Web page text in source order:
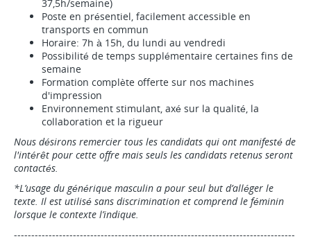
37,5h/semaine)
Poste en présentiel, facilement accessible en
transports en commun
Horaire: 7h à 15h, du lundi au vendredi
Possibilité de temps supplémentaire certaines fins de
semaine
Formation complète offerte sur nos machines
d'impression
Environnement stimulant, axé sur la qualité, la
collaboration et la rigueur
Nous désirons remercier tous les candidats qui ont manifesté de
l'intérêt pour cette offre mais seuls les candidats retenus seront
contactés.
*L’usage du générique masculin a pour seul but d’alléger le
texte. Il est utilisé sans discrimination et comprend le féminin
lorsque le contexte l’indique.
---------------------------------------------------------------------------------